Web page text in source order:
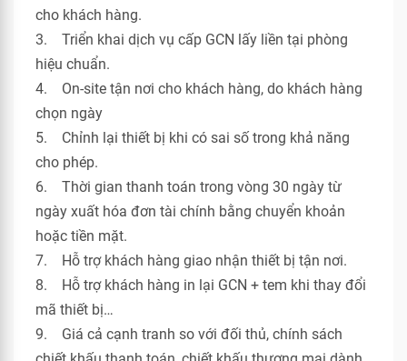
cho khách hàng.
3. Triển khai dịch vụ cấp GCN lấy liền tại phòng
hiệu chuẩn.
4. On-site tận nơi cho khách hàng, do khách hàng
chọn ngày
5. Chỉnh lại thiết bị khi có sai số trong khả năng
cho phép.
6. Thời gian thanh toán trong vòng 30 ngày từ
ngày xuất hóa đơn tài chính bằng chuyển khoản
hoặc tiền mặt.
7. Hỗ trợ khách hàng giao nhận thiết bị tận nơi.
8. Hỗ trợ khách hàng in lại GCN + tem khi thay đổi
mã thiết bị…
9. Giá cả cạnh tranh so với đối thủ, chính sách